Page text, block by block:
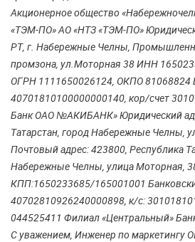
Акционерное общество
«ТЭМ-ПО» АО «НТЗ «ТЭМ-ПО»
РТ, г. Набережные Челны,
промзона, ул.Моторная 38 ИНН
ОГРН 1111650026124, ОКПО 81068824
40701810100000000140, кор/счет
Банк ОАО №АКИБАНК» Юридический
Татарстан, город Набережные Челны,
Почтовый адрес: 423800, Республика
Набережные Челны, улица Моторная,
КПП:1650233685/165001001
40702810926240000898, к/с:
044525411 Филиал «Центральный»
С уважением, Инженер по маркетингу